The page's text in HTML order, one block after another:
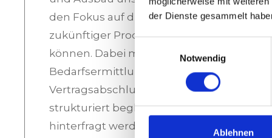
der Dienste gesammelt
Notwendig
Ablehnen
den Fokus auf die Herstellung
zukünftiger Produktreihen legen zu
können. Dabei mussten von der
Bedarfsermittlung bis hin zum
Vertragsabschluss alle Schritte
strukturiert begleitet und neu
hinterfragt werden. Durch eine